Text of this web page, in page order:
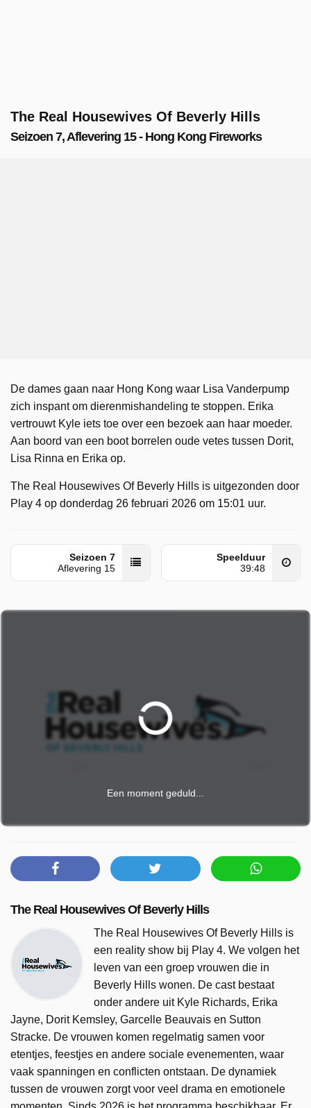
The Real Housewives Of Beverly Hills
Seizoen 7, Aflevering 15 - Hong Kong Fireworks
De dames gaan naar Hong Kong waar Lisa Vanderpump
zich inspant om dierenmishandeling te stoppen. Erika
vertrouwt Kyle iets toe over een bezoek aan haar moeder.
Aan boord van een boot borrelen oude vetes tussen Dorit,
Lisa Rinna en Erika op.
The Real Housewives Of Beverly Hills is uitgezonden door
Play 4 op donderdag 26 februari 2026 om 15:01 uur.
Seizoen 7
Aflevering 15
Speelduur
39:48
Een moment geduld...
The Real Housewives Of Beverly Hills
The Real Housewives Of Beverly Hills is
een reality show bij Play 4. We volgen het
leven van een groep vrouwen die in
Beverly Hills wonen. De cast bestaat
onder andere uit Kyle Richards, Erika
Jayne, Dorit Kemsley, Garcelle Beauvais en Sutton
Stracke. De vrouwen komen regelmatig samen voor
etentjes, feestjes en andere sociale evenementen, waar
vaak spanningen en conflicten ontstaan. De dynamiek
tussen de vrouwen zorgt voor veel drama en emotionele